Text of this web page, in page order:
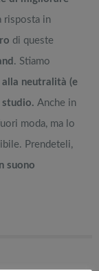
risposta in
di queste
. Stiamo
neutralità (e
studio. Anche in
moda, ma lo
Prendeteli,
suono